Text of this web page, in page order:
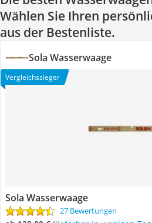
Wählen Sie Ihren
aus der Bestenliste.
Sola Wasserwaage
Vergleichssieger
Sola Wasserwaage
27 Bewertungen